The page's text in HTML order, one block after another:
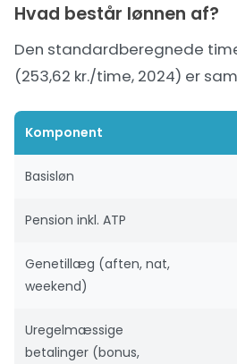
Hvad består lønnen af?
Den standardberegnede
(253,62 kr./time, 2024) er
Komponent
Basisløn
Pension inkl. ATP
Genetillæg (aften, nat,
weekend)
Uregelmæssige
betalinger (bonus,